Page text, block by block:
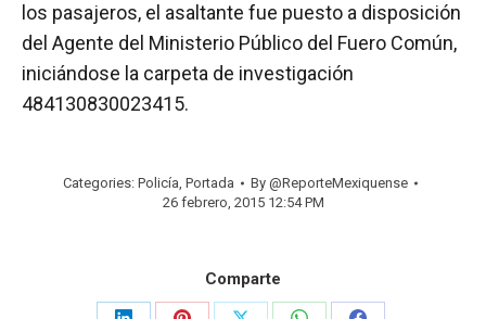
los pasajeros, el asaltante fue puesto a disposición
del Agente del Ministerio Público del Fuero Común,
iniciándose la carpeta de investigación
484130830023415.
Categories: Policía, Portada By @ReporteMexiquense
26 febrero, 2015 12:54 PM
Comparte